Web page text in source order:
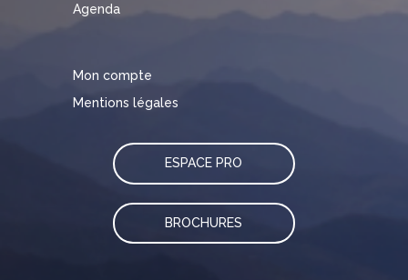
Agenda
Mon compte
Mentions légales
ESPACE PRO
BROCHURES